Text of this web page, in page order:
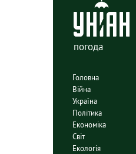
погода
Головна
Війна
Україна
Політика
Економіка
Світ
Екологія